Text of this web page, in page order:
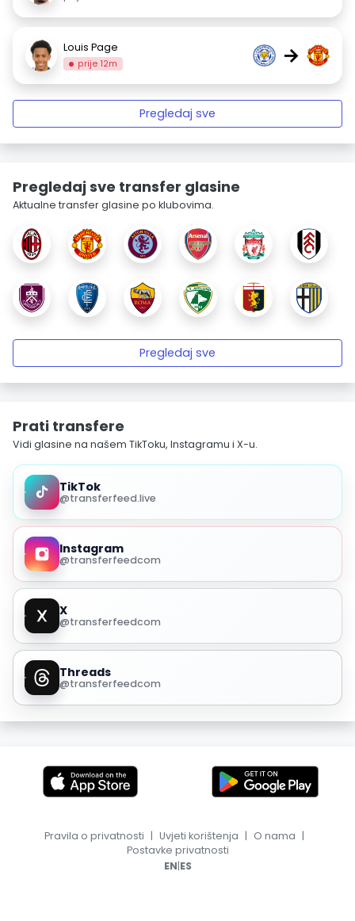
Louis Page
prije 12m →
Pregledaj sve
Pregledaj sve transfer glasine
Aktualne transfer glasine po klubovima.
Pregledaj sve
Prati transfere
Vidi glasine na našem TikToku, Instagramu i X-u.
TikTok
@transferfeed.live
Instagram
@transferfeedcom
X
@transferfeedcom
Threads
@transferfeedcom
Pravila o privatnosti | Uvjeti korištenja | O nama |
Postavke privatnosti
EN|ES